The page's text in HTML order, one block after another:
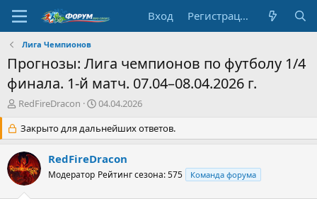
Вход Регистрация
Лига Чемпионов
Прогнозы: Лига чемпионов по футболу 1/4
финала. 1-й матч. 07.04–08.04.2026 г.
А
т
о
р
т
е
м
RedFireDracon
Д
т
а
а
ч
04.04.2026
Закрыто для дальнейших ответов.
RedFireDracon
Модератор Рейтинг сезона: 575 Команда форума